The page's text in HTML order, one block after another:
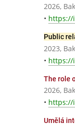
2026,
• https://
Public
2023,
• https://
The role
2026,
• https://
Umělá